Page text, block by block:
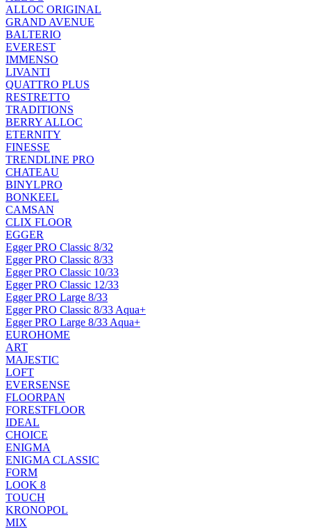
ALLOC ORIGINAL
GRAND AVENUE
BALTERIO
EVEREST
IMMENSO
LIVANTI
QUATTRO PLUS
RESTRETTO
TRADITIONS
BERRY ALLOC
ETERNITY
FINESSE
TRENDLINE PRO
CHATEAU
BINYLPRO
BONKEEL
CAMSAN
CLIX FLOOR
EGGER
Egger PRO Classic 8/32
Egger PRO Classic 8/33
Egger PRO Classic 10/33
Egger PRO Classic 12/33
Egger PRO Large 8/33
Egger PRO Classic 8/33 Aqua+
Egger PRO Large 8/33 Aqua+
EUROHOME
ART
MAJESTIC
LOFT
EVERSENSE
FLOORPAN
FORESTFLOOR
IDEAL
CHOICE
ENIGMA
ENIGMA CLASSIC
FORM
LOOK 8
TOUCH
KRONOPOL
MIX